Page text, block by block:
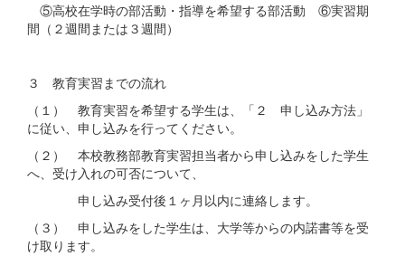
⑤高校在学時の部活動・指導を希望する部活動 ⑥実習期
間（２週間または３週間）
３ 教育実習までの流れ
（１） 教育実習を希望する学生は、「２ 申し込み方法」
に従い、申し込みを行ってください。
（２） 本校教務部教育実習担当者から申し込みをした学生
へ、受け入れの可否について、
申し込み受付後１ヶ月以内に連絡します。
（３） 申し込みをした学生は、大学等からの内諾書等を受
け取ります。